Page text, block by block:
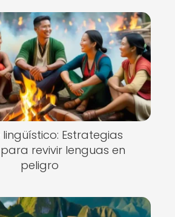
Estrategias
revivir lenguas en
peligro